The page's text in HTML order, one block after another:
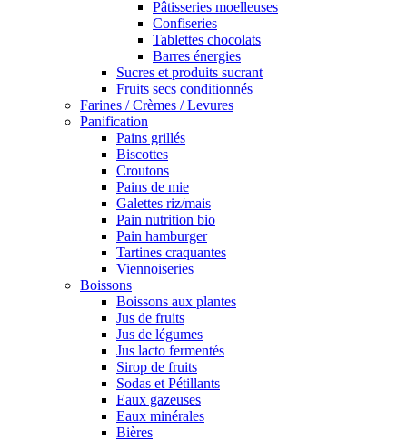
Pâtisseries moelleuses
Confiseries
Tablettes chocolats
Barres énergies
Sucres et produits sucrant
Fruits secs conditionnés
Farines / Crèmes / Levures
Panification
Pains grillés
Biscottes
Croutons
Pains de mie
Galettes riz/mais
Pain nutrition bio
Pain hamburger
Tartines craquantes
Viennoiseries
Boissons
Boissons aux plantes
Jus de fruits
Jus de légumes
Jus lacto fermentés
Sirop de fruits
Sodas et Pétillants
Eaux gazeuses
Eaux minérales
Bières